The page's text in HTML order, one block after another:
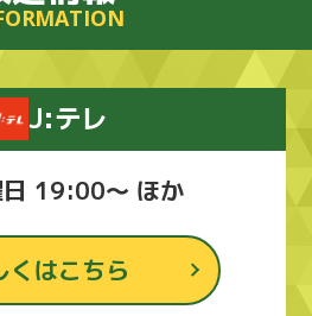
J:テレ
日 19:00～ ほか
くはこちら